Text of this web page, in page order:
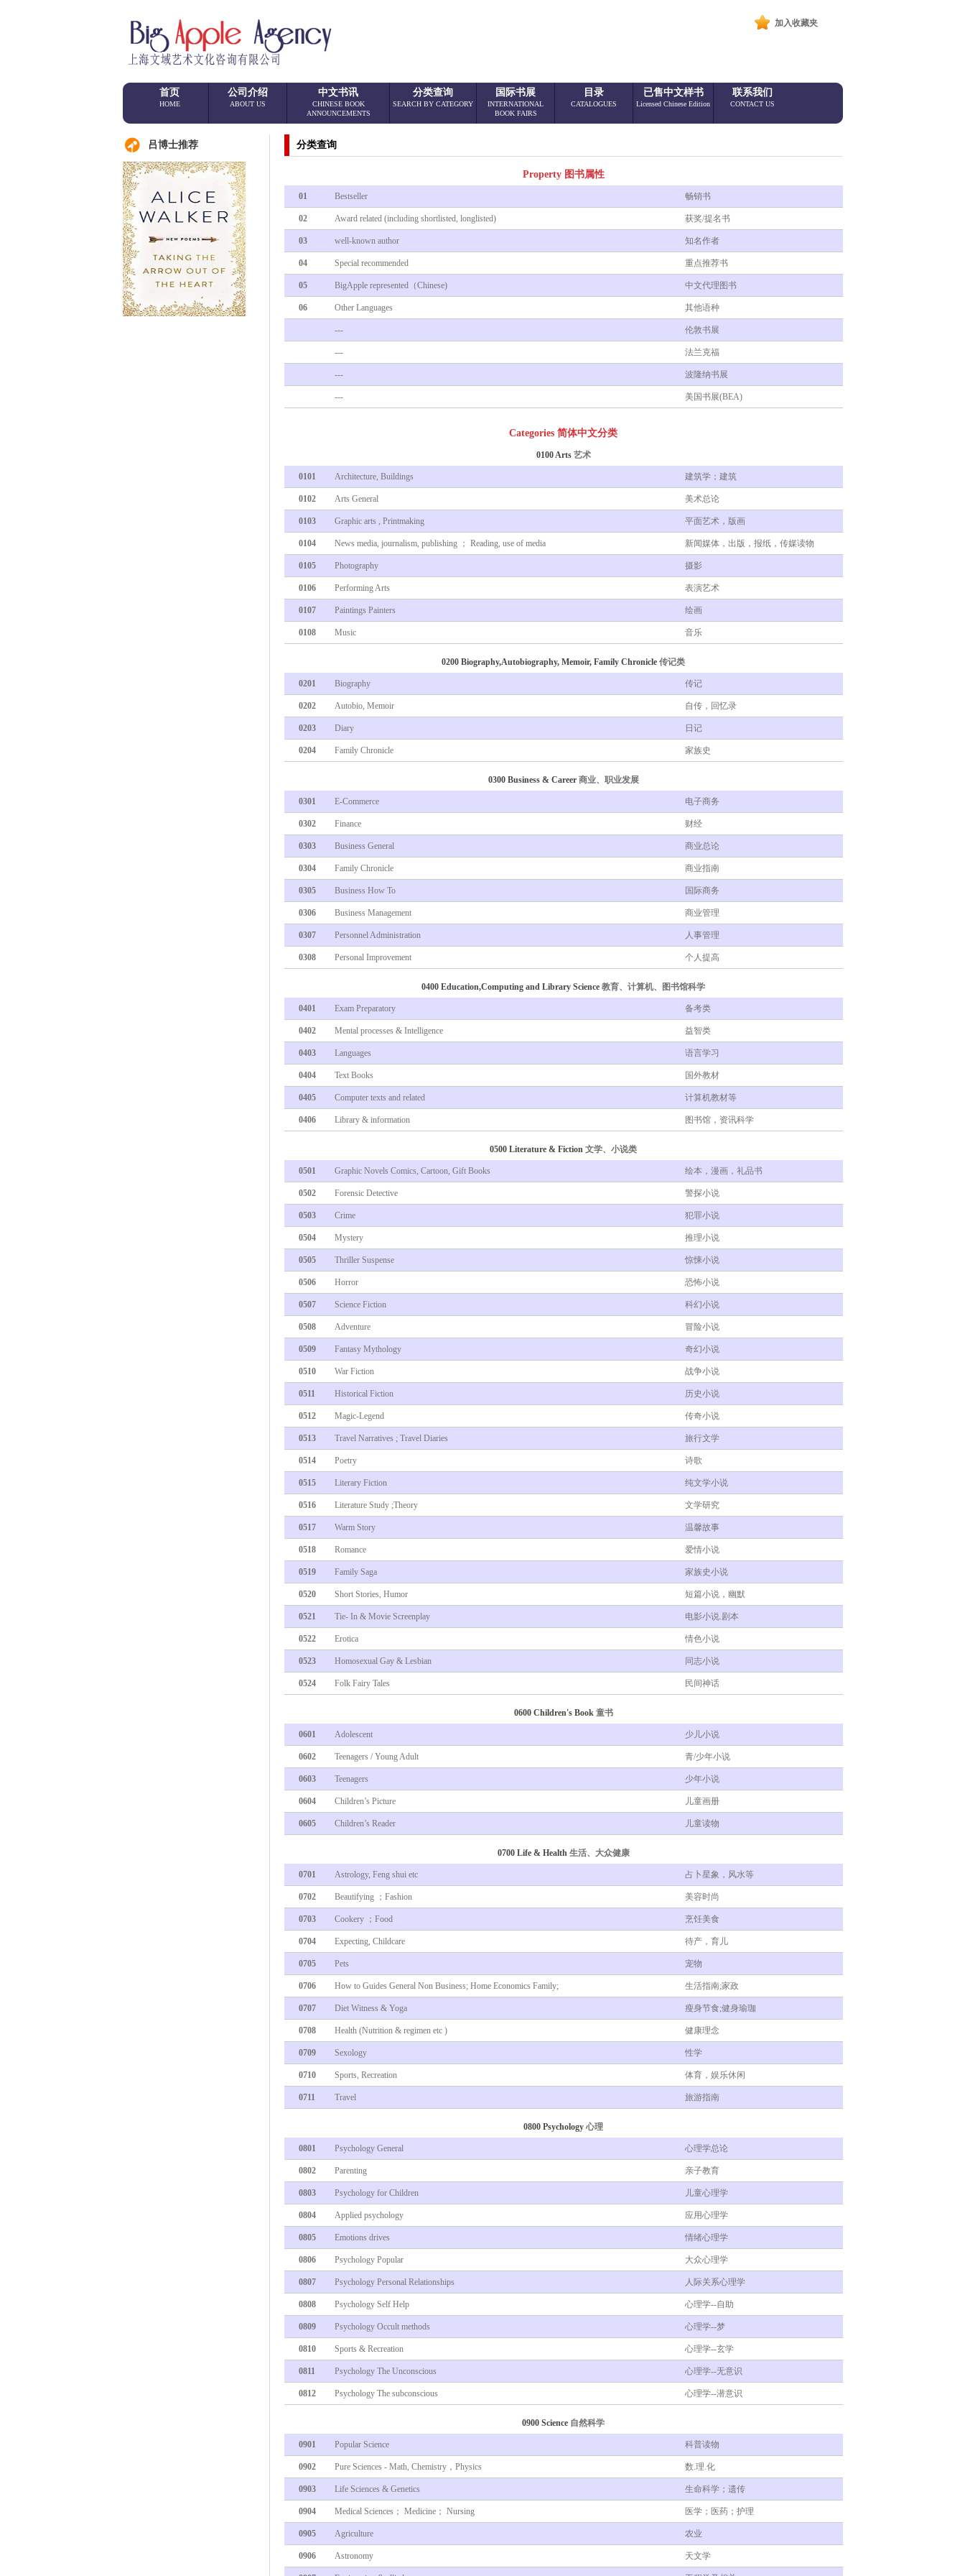
加入收藏夹
首页
HOME
公司介绍
ABOUT US
中文书讯
CHINESE BOOK
ANNOUNCEMENTS
分类查询
SEARCH BY CATEGORY
国际书展
INTERNATIONAL
BOOK FAIRS
目录
CATALOGUES
已售中文样书
Licensed Chinese Edition
联系我们
CONTACT US
吕博士推荐 分类查询
Property 图书属性
01 畅销书
Bestseller
02 获奖/提名书
Award related (including shortlisted, longlisted)
03 知名作者
well-known author
04 重点推荐书
Special recommended
05 中文代理图书
BigApple represented（Chinese)
06 其他语种
Other Languages
伦敦书展
---
法兰克福
---
波隆纳书展
---
美国书展(BEA)
---
Categories 简体中文分类
0100 Arts 艺术
0101 建筑学；建筑
Architecture, Buildings
0102 美术总论
Arts General
0103 平面艺术，版画
Graphic arts , Printmaking
0104 新闻媒体，出版，报纸，传媒读物
News media, journalism, publishing ； Reading, use of media
0105 摄影
Photography
0106 表演艺术
Performing Arts
0107 绘画
Paintings Painters
0108 音乐
Music
0200 Biography,Autobiography, Memoir, Family Chronicle 传记类
0201 传记
Biography
0202 自传，回忆录
Autobio, Memoir
0203 日记
Diary
0204 家族史
Family Chronicle
0300 Business & Career 商业、职业发展
0301 电子商务
E-Commerce
0302 财经
Finance
0303 商业总论
Business General
0304 商业指南
Family Chronicle
0305 国际商务
Business How To
0306 商业管理
Business Management
0307 人事管理
Personnel Administration
0308 个人提高
Personal Improvement
0400 Education,Computing and Library Science 教育、计算机、图书馆科学
0401 备考类
Exam Preparatory
0402 益智类
Mental processes & Intelligence
0403 语言学习
Languages
0404 国外教材
Text Books
0405 计算机教材等
Computer texts and related
0406 图书馆，资讯科学
Library & information
0500 Literature & Fiction 文学、小说类
0501 绘本，漫画，礼品书
Graphic Novels Comics, Cartoon, Gift Books
0502 警探小说
Forensic Detective
0503 犯罪小说
Crime
0504 推理小说
Mystery
0505 惊悚小说
Thriller Suspense
0506 恐怖小说
Horror
0507 科幻小说
Science Fiction
0508 冒险小说
Adventure
0509 奇幻小说
Fantasy Mythology
0510 战争小说
War Fiction
0511 历史小说
Historical Fiction
0512 传奇小说
Magic-Legend
0513 旅行文学
Travel Narratives ; Travel Diaries
0514 诗歌
Poetry
0515 纯文学小说
Literary Fiction
0516 文学研究
Literature Study ;Theory
0517 温馨故事
Warm Story
0518 爱情小说
Romance
0519 家族史小说
Family Saga
0520 短篇小说，幽默
Short Stories, Humor
0521 电影小说.剧本
Tie- In & Movie Screenplay
0522 情色小说
Erotica
0523 同志小说
Homosexual Gay & Lesbian
0524 民间神话
Folk Fairy Tales
0600 Children's Book 童书
0601 少儿小说
Adolescent
0602 青/少年小说
Teenagers / Young Adult
0603 少年小说
Teenagers
0604 儿童画册
Children’s Picture
0605 儿童读物
Children’s Reader
0700 Life & Health 生活、大众健康
0701 占卜星象，风水等
Astrology, Feng shui etc
0702 美容时尚
Beautifying ；Fashion
0703 烹饪美食
Cookery ；Food
0704 待产，育儿
Expecting, Childcare
0705 宠物
Pets
0706 生活指南;家政
How to Guides General Non Business; Home Economics Family;
0707 瘦身节食;健身瑜珈
Diet Witness & Yoga
0708 健康理念
Health (Nutrition & regimen etc )
0709 性学
Sexology
0710 体育，娱乐休闲
Sports, Recreation
0711 旅游指南
Travel
0800 Psychology 心理
0801 心理学总论
Psychology General
0802 亲子教育
Parenting
0803 儿童心理学
Psychology for Children
0804 应用心理学
Applied psychology
0805 情绪心理学
Emotions drives
0806 大众心理学
Psychology Popular
0807 人际关系心理学
Psychology Personal Relationships
0808 心理学--自助
Psychology Self Help
0809 心理学--梦
Psychology Occult methods
0810 心理学--玄学
Sports & Recreation
0811 心理学--无意识
Psychology The Unconscious
0812 心理学--潜意识
Psychology The subconscious
0900 Science 自然科学
0901 科普读物
Popular Science
0902 数.理.化
Pure Sciences - Math, Chemistry，Physics
0903 生命科学；遗传
Life Sciences & Genetics
0904 医学；医药；护理
Medical Sciences； Medicine； Nursing
0905 农业
Agriculture
0906 天文学
Astronomy